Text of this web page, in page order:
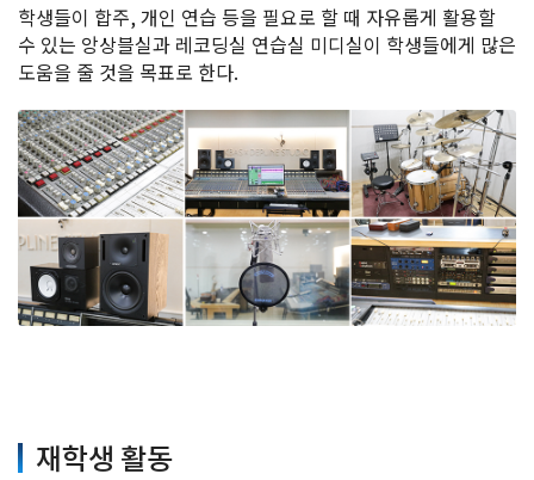
학생들이 합주, 개인 연습 등을 필요로 할 때 자유롭게 활용할
수 있는 앙상블실과 레코딩실 연습실 미디실이 학생들에게 많은
도움을 줄 것을 목표로 한다.
재학생 활동